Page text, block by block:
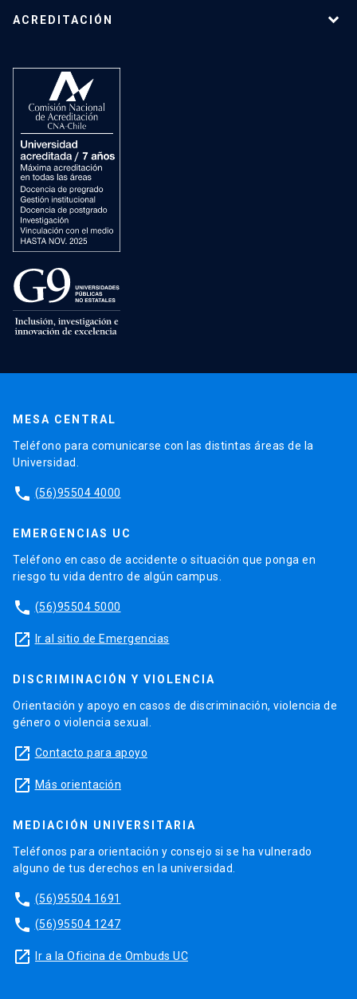
ACREDITACIÓN
MESA CENTRAL
Teléfono para comunicarse con las distintas áreas de la
Universidad.
phone (56)95504 4000
EMERGENCIAS UC
Teléfono en caso de accidente o situación que ponga en
riesgo tu vida dentro de algún campus.
phone (56)95504 5000
launch Ir al sitio de Emergencias
DISCRIMINACIÓN Y VIOLENCIA
Orientación y apoyo en casos de discriminación, violencia de
género o violencia sexual.
launch Contacto para apoyo
launch Más orientación
MEDIACIÓN UNIVERSITARIA
Teléfonos para orientación y consejo si se ha vulnerado
alguno de tus derechos en la universidad.
phone (56)95504 1691
phone (56)95504 1247
launch Ir a la Oficina de Ombuds UC